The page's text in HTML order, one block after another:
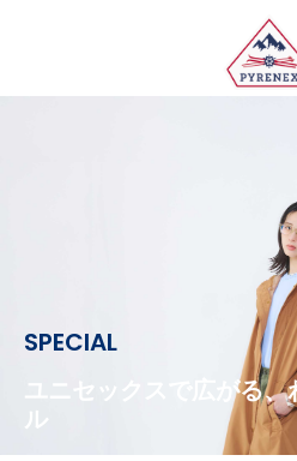
SPECIAL
ユニセックスで広がる、
ル